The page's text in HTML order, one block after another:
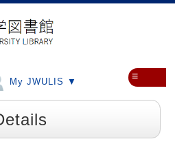
My JWULIS ▼ ≡